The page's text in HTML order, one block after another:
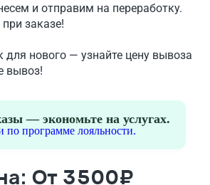
и отправим на переработку.
заказе!
для нового — узнайте цену вывоза
вывоз!
— экономьте на услугах.
по программе лояльности.
От 3500₽